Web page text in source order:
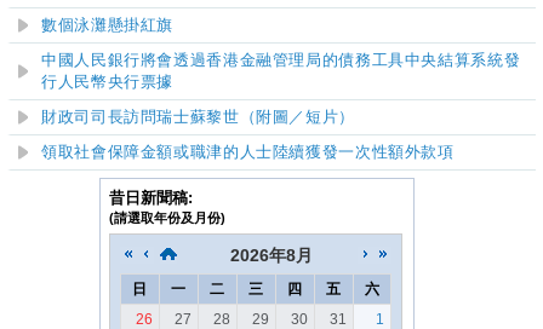
數個泳灘懸掛紅旗
​中國人民銀行將會透過香港金融管理局的債務工具中央結算系統發
行人民幣央行票據
財政司司長訪問瑞士蘇黎世 （附圖／短片）
領取社會保障金額或職津的人士陸續獲發一次性額外款項
昔日新聞稿:
(請選取年份及月份)
2026年8月
日 一 二 三 四 五
六
26
27 28 29 30 31
1